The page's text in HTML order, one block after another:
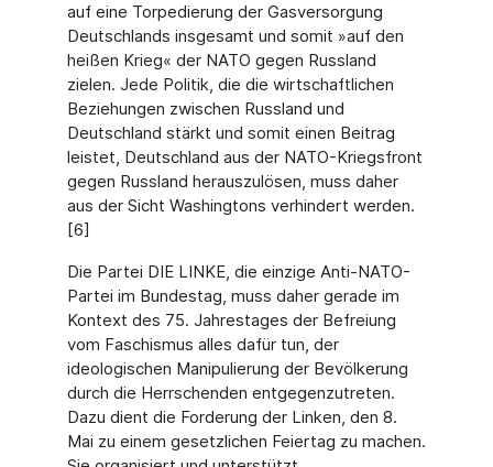
auf eine Torpedierung der Gasversorgung
Deutschlands insgesamt und somit »auf den
heißen Krieg« der NATO gegen Russland
zielen. Jede Politik, die die wirtschaftlichen
Beziehungen zwischen Russland und
Deutschland stärkt und somit einen Beitrag
leistet, Deutschland aus der NATO-Kriegsfront
gegen Russland herauszulösen, muss daher
aus der Sicht Washingtons verhindert werden.
[6]
Die Partei DIE LINKE, die einzige Anti-NATO-
Partei im Bundestag, muss daher gerade im
Kontext des 75. Jahrestages der Befreiung
vom Faschismus alles dafür tun, der
ideologischen Manipulierung der Bevölkerung
durch die Herrschenden entgegenzutreten.
Dazu dient die Forderung der Linken, den 8.
Mai zu einem gesetzlichen Feiertag zu machen.